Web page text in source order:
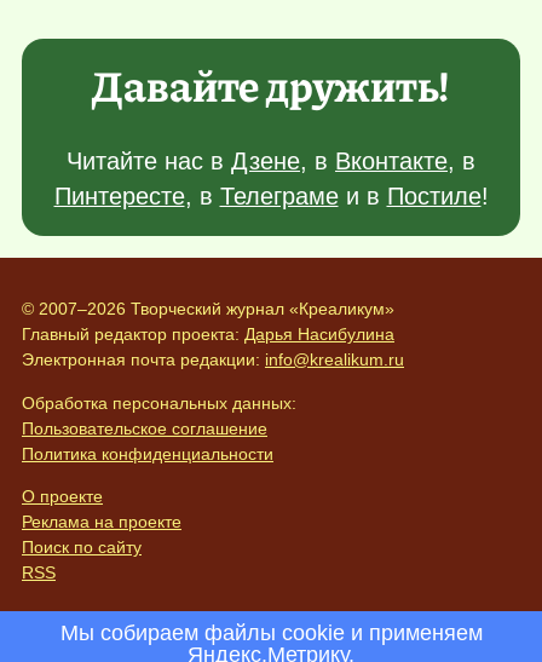
Давайте дружить!
Читайте нас в Дзене, в Вконтакте, в
Пинтересте, в Телеграмеи в Постиле!
© 2007–2026 Творческий журнал «Креаликум»
Главный редактор проекта: Дарья Насибулина
Электронная почта редакции: info@krealikum.ru
Обработка персональных данных:
Пользовательское соглашение
Политика конфиденциальности
О проекте
Реклама на проекте
Поиск по сайту
RSS
Мы собираем файлы cookie и применяем
Яндекс.Метрику.